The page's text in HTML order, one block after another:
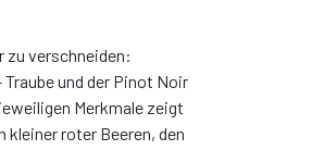
zu verschneiden:
Traube und der Pinot Noir
Merkmale zeigt
kleiner roter Beeren, den